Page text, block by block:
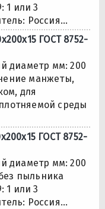
1 или 3
Россия...
ГОСТ 8752-
диаметр мм: 200
манжеты,
для
среды
ГОСТ 8752-
диаметр мм: 200
пыльника
1 или 3
Россия...